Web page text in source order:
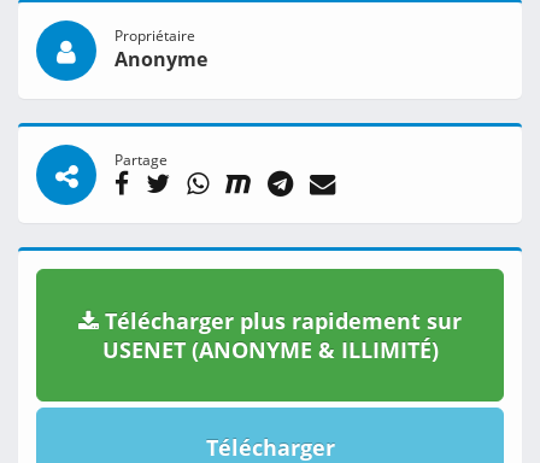
Propriétaire
Anonyme
Partage
Télécharger plus rapidement sur
USENET (ANONYME & ILLIMITÉ)
Télécharger